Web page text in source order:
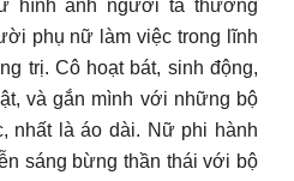
hình ảnh người ta thường
phụ nữ làm việc trong lĩnh
trị. Cô hoạt bát, sinh động,
và gắn mình với những bộ
nhất là áo dài. Nữ phi hành
sáng bừng thần thái với bộ